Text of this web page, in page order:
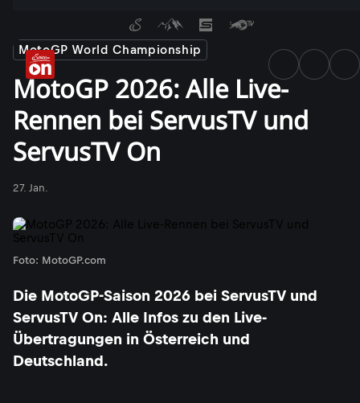
MotoGP World Championship
MotoGP 2026: Alle Live-
Rennen bei ServusTV und
ServusTV On
27. Jan.
Foto: MotoGP.com
Die MotoGP-Saison 2026 bei ServusTV und
ServusTV On: Alle Infos zu den Live-
Übertragungen in Österreich und
Deutschland.